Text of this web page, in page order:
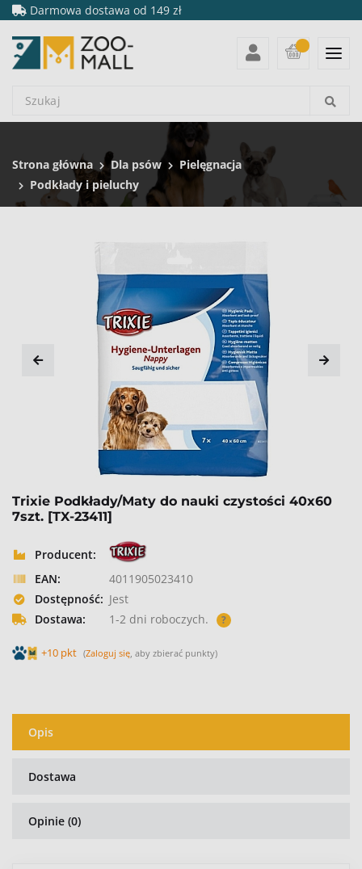
Darmowa dostawa od 149 zł
Strona główna Dla psów
Pielęgnacja
Podkłady i pieluchy
Trixie Podkłady/Maty do nauki czystości 40x60
7szt. [TX-23411]
Producent:
EAN:
4011905023410
Dostępność: Jest
Dostawa:
1-2 dni roboczych. ?
+10 pkt (Zaloguj się , aby zbierać punkty)
Opis
Dostawa
Opinie (0)